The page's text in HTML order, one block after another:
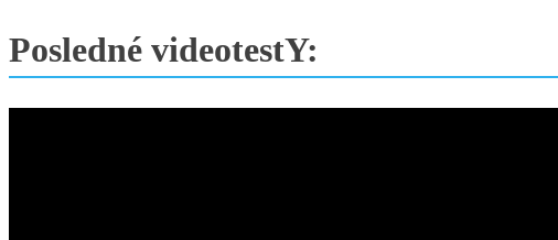
Posledné videotestY: